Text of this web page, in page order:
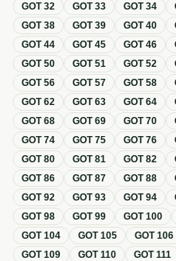
GOT32 GOT33 GOT34
GOT38 GOT39 GOT40
GOT44 GOT45 GOT46
GOT50 GOT51 GOT52
GOT56 GOT57 GOT58
GOT62 GOT63 GOT64
GOT68 GOT69 GOT70
GOT74 GOT75 GOT76
GOT80 GOT81 GOT82
GOT86 GOT87 GOT88
GOT92 GOT93 GOT94
GOT98 GOT99 GOT100
GOT104 GOT105 GOT106
GOT109 GOT110 GOT111